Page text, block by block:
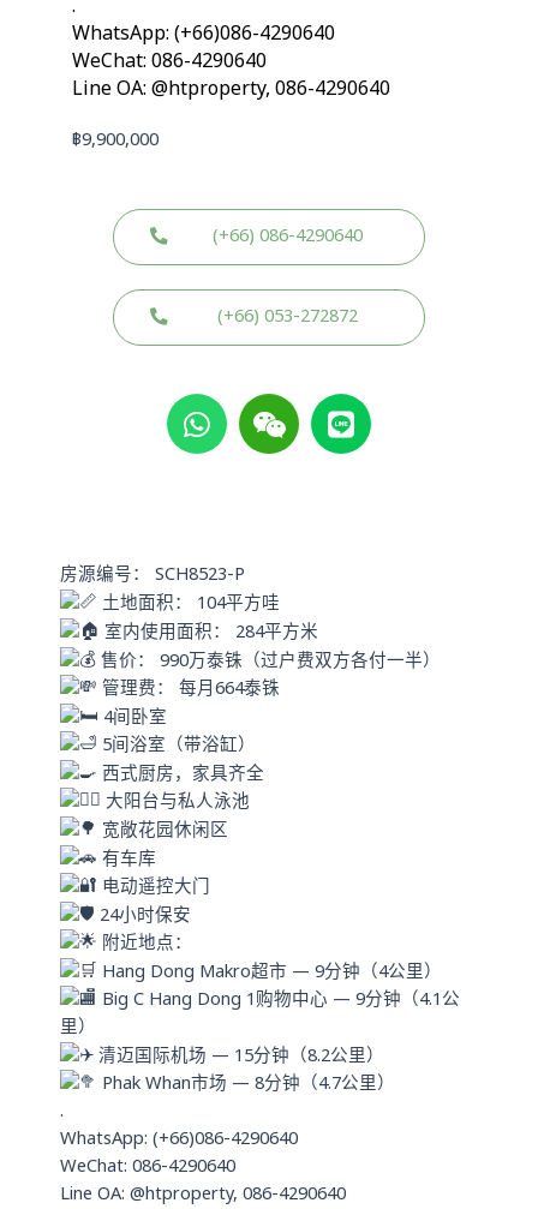
.
WhatsApp: (+66)086-4290640
WeChat: 086-4290640
Line OA: @htproperty, 086-4290640
฿9,900,000
(+66) 086-4290640
(+66) 053-272872
W
h
a
p
p
W
e
i
L
i
n
房源编号： SCH8523-P
土地面积： 104平方哇
室内使用面积： 284平方米
售价： 990万泰铢（过户费双方各付一半）
管理费： 每月664泰铢
4间卧室
5间浴室（带浴缸）
西式厨房，家具齐全
大阳台与私人泳池
宽敞花园休闲区
有车库
电动遥控大门
24小时保安
附近地点：
Hang Dong Makro超市 — 9分钟（4公里）
Big C Hang Dong 1购物中心 — 9分钟（4.1公
里）
清迈国际机场 — 15分钟（8.2公里）
Phak Whan市场 — 8分钟（4.7公里）
.
WhatsApp: (+66)086-4290640
WeChat: 086-4290640
Line OA: @htproperty, 086-4290640